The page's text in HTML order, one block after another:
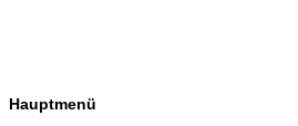
Hauptmenü